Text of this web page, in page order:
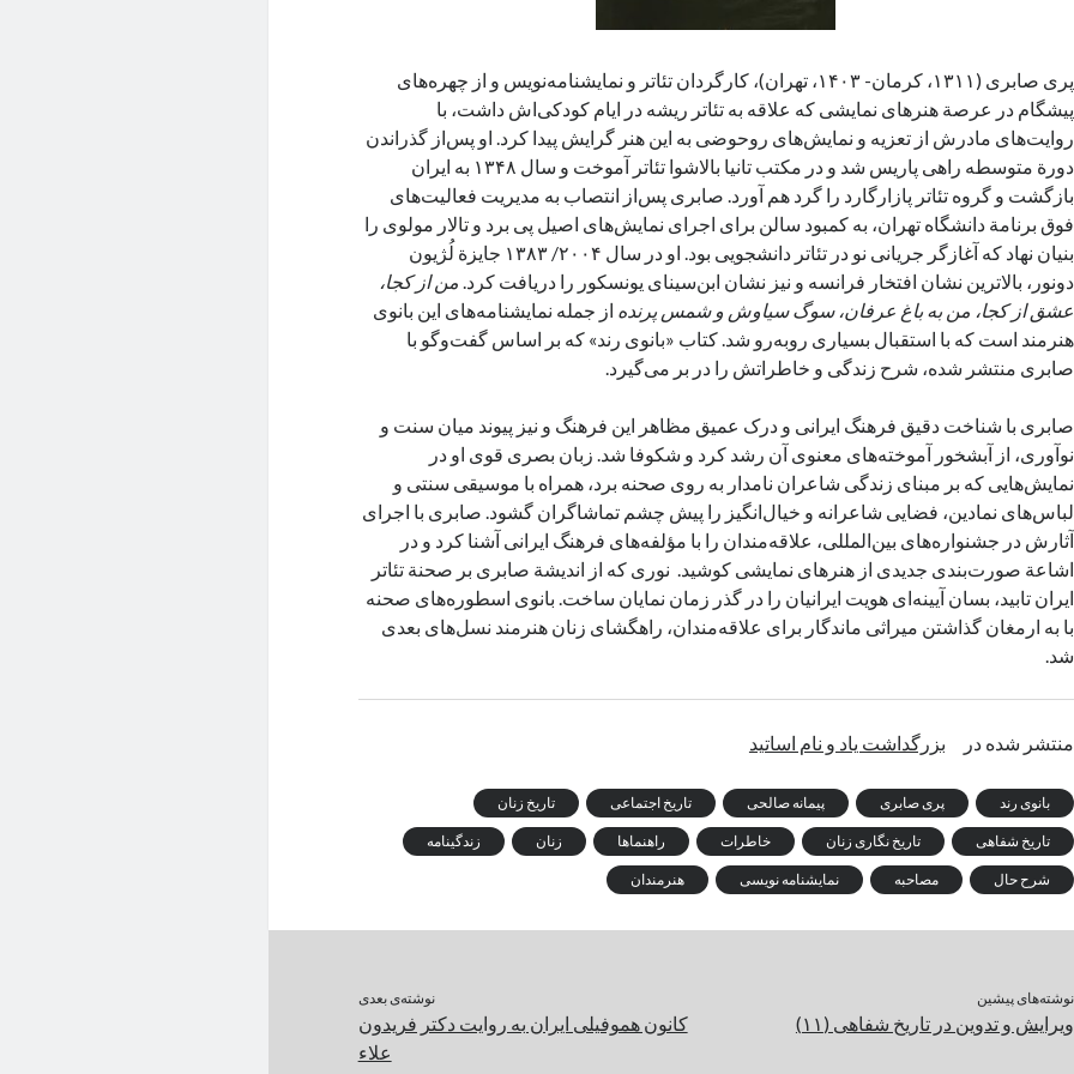
پری صابری (۱۳۱۱، کرمان- ۱۴۰۳، تهران)، کارگردان تئاتر و نمایشنامه‌نویس و از چهره‌های
پیشگام در عرصة هنرهای نمایشی که علاقه به تئاتر ریشه در ایام کودکی‌اش داشت، با
روایت‌های مادرش از تعزیه و نمایش‌های روحوضی به این هنر گرایش پیدا کرد. او پس‌از گذراندن
دورة متوسطه راهی پاریس شد و در مکتب تانیا بالاشوا تئاتر آموخت و سال ۱۳۴۸ به ایران
بازگشت و گروه تئاتر پازارگارد را گرد هم آورد. صابری پس‌از انتصاب به مدیریت فعالیت‌های
فوق برنامة دانشگاه تهران،‌ به کمبود سالن‌ برای اجرای نمایش‌های اصیل پی برد و تالار مولوی را
بنیان نهاد که آغازگر جریانی نو در تئاتر دانشجویی بود. او در سال ۲۰۰۴/ ۱۳۸۳ جایزة لُژیون
دونور، بالاترین نشان افتخار فرانسه و نیز نشان ابن‌سینای یونسکور را دریافت کرد. من از کجا،
عشق از کجا، من به باغ عرفان، سوگ سیاوش و شمس پرنده از جمله نمایشنامه‌های این بانوی
هنرمند است که با استقبال بسیاری روبه‌رو شد. کتاب «بانوی رند» که بر اساس گفت‌وگو با
صابری منتشر شده، شرح زندگی و خاطراتش را در بر می‌گیرد.
صابری با شناخت دقیق فرهنگ ایرانی و درک عمیق مظاهر این فرهنگ و نیز پیوند میان سنت و
نوآوری، از آبشخور آموخته‌های معنوی آن رشد کرد و شکوفا شد. زبان بصری قوی او در
نمایش‌هایی که بر مبنای زندگی شاعران نامدار به روی صحنه برد، همراه با موسیقی سنتی و
لباس‌های نمادین، فضایی شاعرانه و خیال‌انگیز را پیش چشم تماشاگران گشود. صابری با اجرای
آثارش در جشنواره‌های بین‌المللی، علاقه‌مندان را با مؤلفه‌های فرهنگ ایرانی آشنا کرد و در
اشاعة صورت‌بندی جدیدی از هنرهای نمایشی کوشید. نوری که از اندیشة صابری بر صحنة تئاتر
ایران تابید، بسان آیینه‌ای هویت ایرانیان را در گذر زمان نمایان ساخت. بانوی اسطوره‌های صحنه
با به ارمغان گذاشتن میراثی ماندگار برای علاقه‌مندان، راهگشای زنان هنرمند نسل‌های بعدی
شد.
منتشر شده در بزرگداشت یاد و نام اساتید
بانوی رند پری صابری پیمانه صالحی تاریخ اجتماعی تاریخ زنان
تاریخ شفاهی تاریخ نگاری زنان خاطرات راهنماها زنان زندگینامه
شرح حال مصاحبه نمایشنامه نویسی هنرمندان
نوشته‌های پیشین
ویرایش و تدوین در تاریخ شفاهی (۱۱)
نوشته‌ی بعدی
کانون هموفیلی ایران به روایت دکتر فریدون
علاء